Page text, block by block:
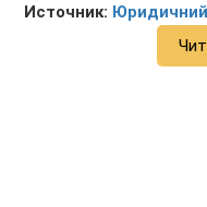
Источник: